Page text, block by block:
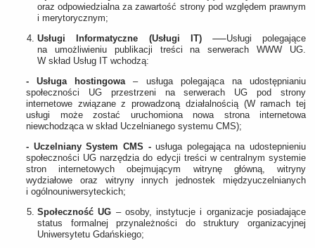
oraz odpowiedzialna za zawartość strony pod względem prawnym
i merytorycznym;
Usługi Informatyczne (Usługi IT)-Usługi polegające
na umożliwieniu publikacji treści na serwerach WWW UG.
W skład Usług IT wchodzą:
- Usługa hostingowa – usługa polegająca na udostępnianiu
społeczności UG przestrzeni na serwerach UG pod strony
internetowe związane z prowadzoną działalnością (W ramach tej
usługi może zostać uruchomiona nowa strona internetowa
niewchodząca w skład Uczelnianego systemu CMS);
- Uczelniany System CMS -usługa polegająca na udostepnieniu
społeczności UG narzędzia do edycji treści w centralnym systemie
stron internetowych obejmującym witrynę główną, witryny
wydziałowe oraz witryny innych jednostek międzyuczelnianych
i ogólnouniwersyteckich;
Społeczność UG – osoby, instytucje i organizacje posiadające
status formalnej przynależności do struktury organizacyjnej
Uniwersytetu Gdańskiego;